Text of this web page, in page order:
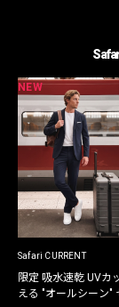
NEW
Safari CURRENT
限定 吸水速乾 UVカ
える "オールシーン"